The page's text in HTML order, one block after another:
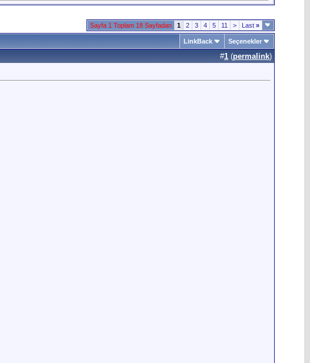
Sayfa 1 Toplam 18 Sayfadan 1 2 3 4 5 11 > Last »
LinkBack Seçenekler
#1 (permalink)